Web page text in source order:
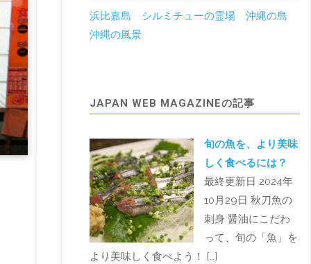
浜比嘉島 シルミチューの霊場 沖縄の島
沖縄の風景
JAPAN WEB MAGAZINEの記事
旬の魚を、より美味
しく食べるには？
最終更新日 2024年
10月29日 秋刀魚の
刺身 醤油にこだわ
って、旬の「魚」を
より美味しく食べよう！ […]